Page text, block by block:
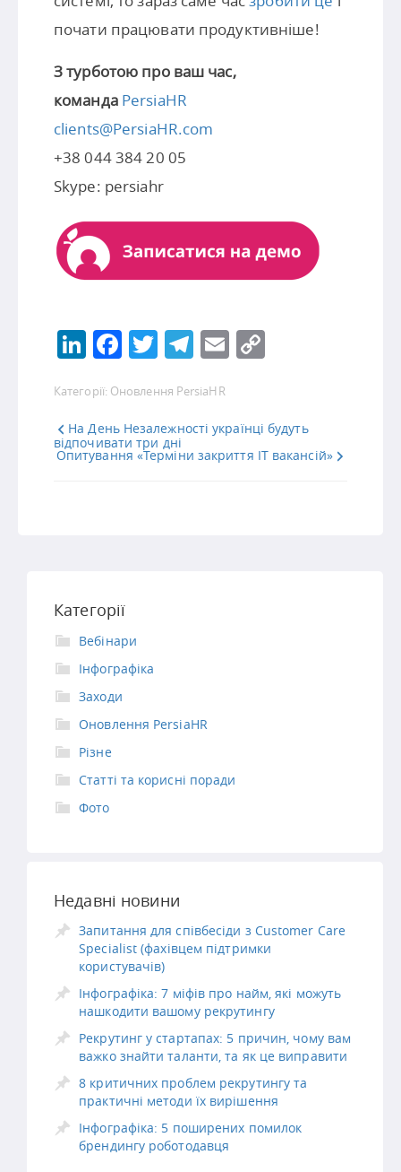
почати працювати продуктивніше!
З турботою про ваш час,
команда PersiaHR
clients@PersiaHR.com
+38 044 384 20 05
Skype: persiahr
LinkedIn
Facebook
Twitter
Telegram
Email
Категорії: Оновлення PersiaHR
На День Незалежності українці будуть
відпочивати три дні
Опитування «Терміни закриття IT вакансій»
Категорії
Вебінари
Інфографіка
Заходи
Оновлення PersiaHR
Різне
Статті та корисні поради
Фото
Недавні новини
Запитання для співбесіди з Customer Care
Specialist (фахівцем підтримки
користувачів)
Інфографіка: 7 міфів про найм, які можуть
нашкодити вашому рекрутингу
Рекрутинг у стартапах: 5 причин, чому вам
важко знайти таланти, та як це виправити
8 критичних проблем рекрутингу та
практичні методи їх вирішення
Інфографіка: 5 поширених помилок
брендингу роботодавця